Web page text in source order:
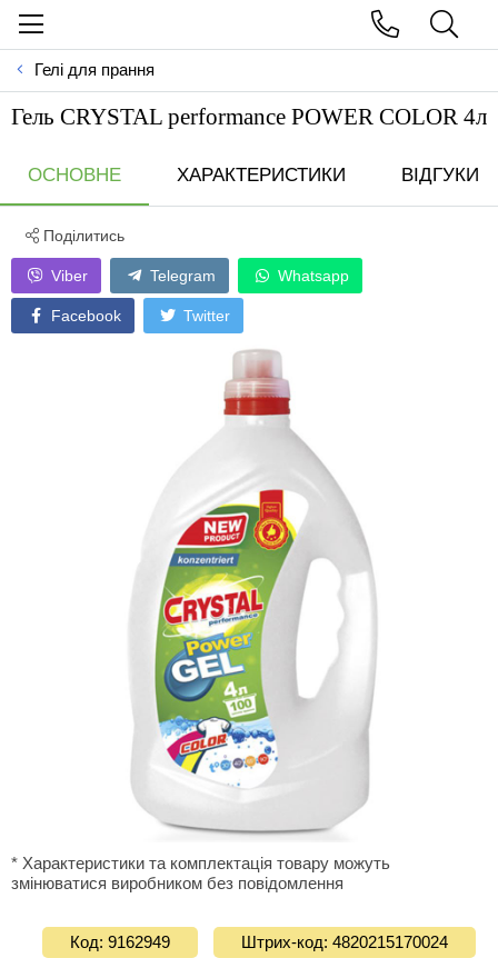
Гелі для прання
Гель CRYSTAL performance POWER COLOR 4л
ОСНОВНЕ ХАРАКТЕРИСТИКИ ВІДГУКИ
Поділитись
Viber Telegram Whatsapp
Facebook Twitter
* Характеристики та комплектація товару можуть
змінюватися виробником без повідомлення
Код: 9162949 Штрих-код: 4820215170024